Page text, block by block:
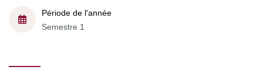
Période de l'année
Semestre 1